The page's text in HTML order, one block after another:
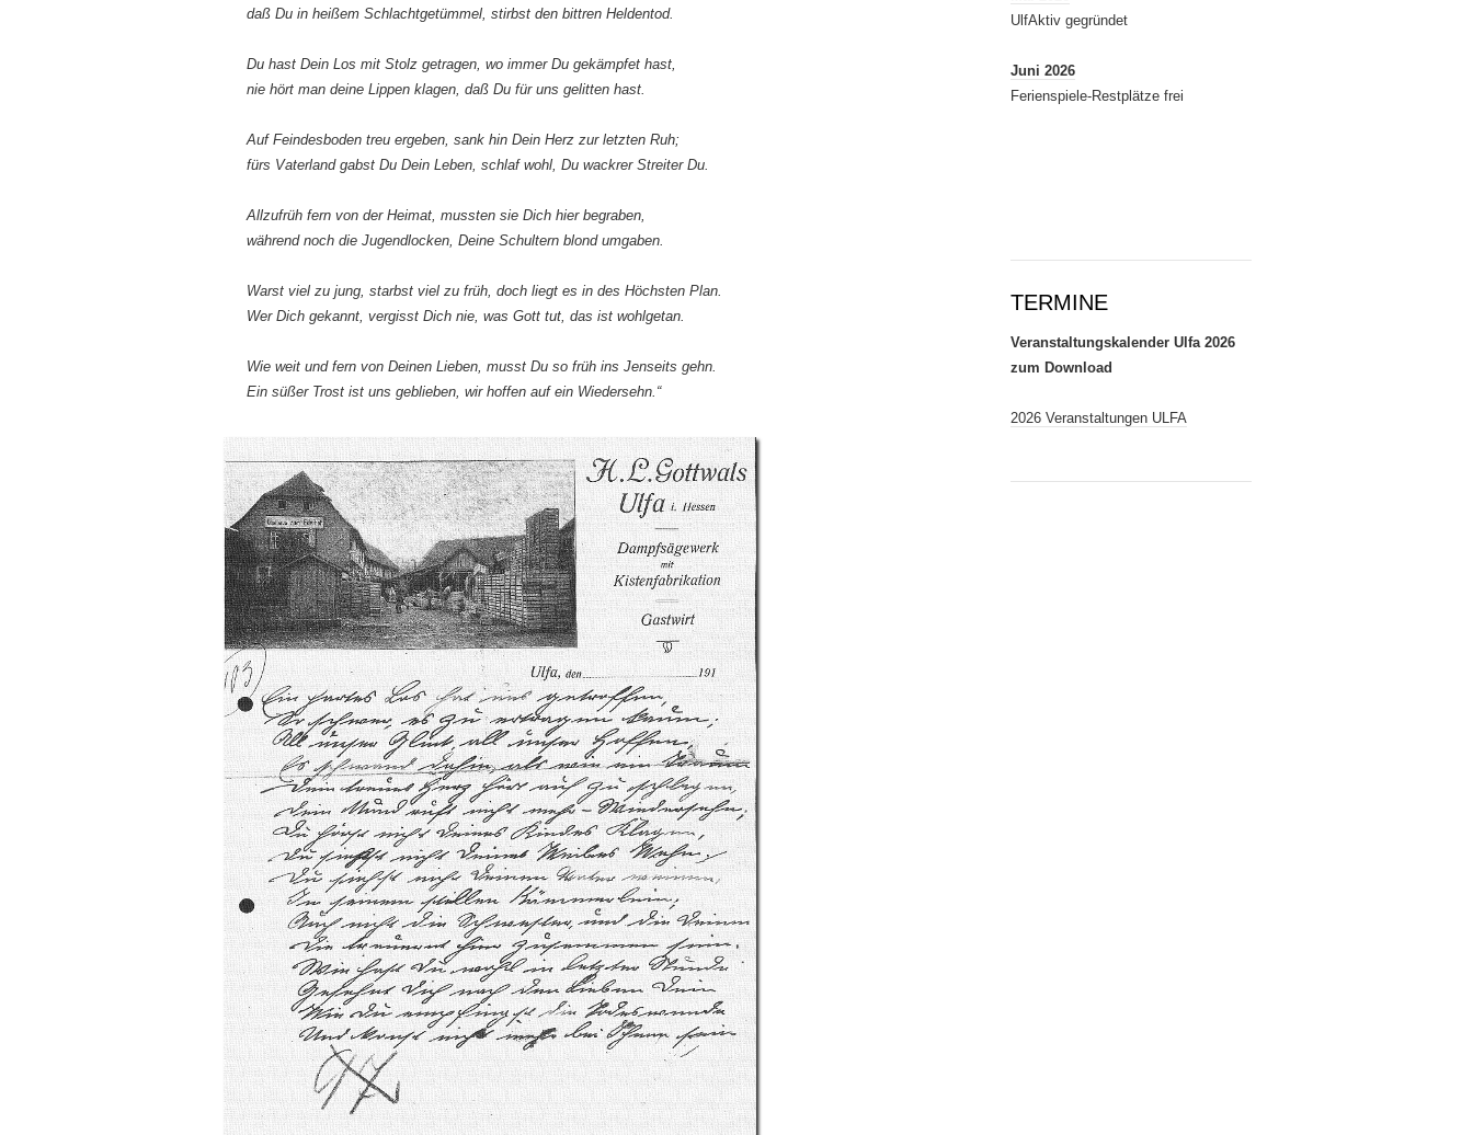
daß Du in heißem Schlachtgetümmel, stirbst den bittren Heldentod.
Du hast Dein Los mit Stolz getragen, wo immer Du gekämpfet hast,
nie hört man deine Lippen klagen, daß Du für uns gelitten hast.
Auf Feindesboden treu ergeben, sank hin Dein Herz zur letzten Ruh;
fürs Vaterland gabst Du Dein Leben, schlaf wohl, Du wackrer Streiter Du.
Allzufrüh fern von der Heimat, mussten sie Dich hier begraben,
während noch die Jugendlocken, Deine Schultern blond umgaben.
Warst viel zu jung, starbst viel zu früh, doch liegt es in des Höchsten Plan.
Wer Dich gekannt, vergisst Dich nie, was Gott tut, das ist wohlgetan.
Wie weit und fern von Deinen Lieben, musst Du so früh ins Jenseits gehn.
Ein süßer Trost ist uns geblieben, wir hoffen auf ein Wiedersehn.“
UlfAktiv gegründet
Juni 2026
Ferienspiele-Restplätze frei
TERMINE
Veranstaltungskalender Ulfa 2026
zum Download
2026 Veranstaltungen ULFA